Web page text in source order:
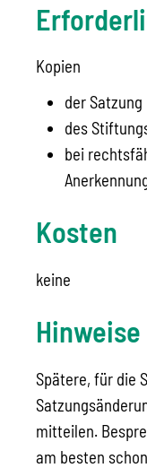
Kopien
der Satzung
des
bei
Kosten
keine
Hinweise
Spätere, für die
mitteilen.
am besten